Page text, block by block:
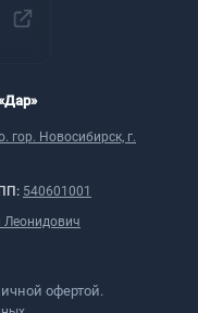
гор. Новосибирск, г.
540601001
Леонидович
офертой.